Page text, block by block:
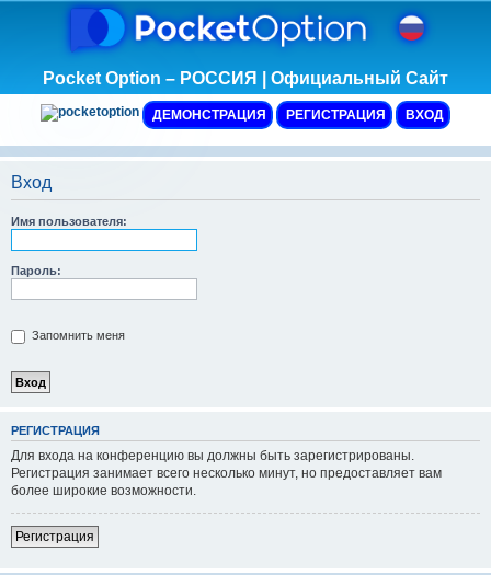
Pocket Option – РОССИЯ | Официальный Сайт
ДЕМОНСТРАЦИЯ РЕГИСТРАЦИЯ ВХОД
Вход
Имя пользователя:
Пароль:
Запомнить меня
РЕГИСТРАЦИЯ
Для входа на конференцию вы должны быть зарегистрированы.
Регистрация занимает всего несколько минут, но предоставляет вам
более широкие возможности.
Регистрация